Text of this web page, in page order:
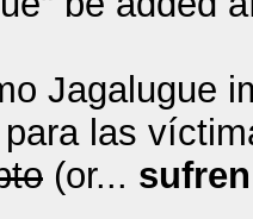
Jagalugue
las
(or...